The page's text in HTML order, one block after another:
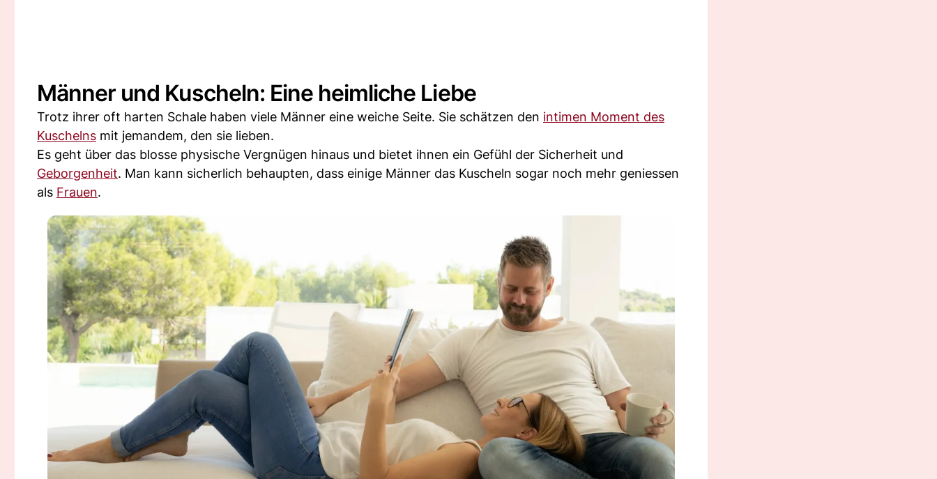
Männer und Kuscheln: Eine heimliche Liebe
Trotz ihrer oft harten Schale haben viele Männer eine weiche Seite. Sie schätzen den intimen Moment des
Kuschelns mit jemandem, den sie lieben.
Es geht über das blosse physische Vergnügen hinaus und bietet ihnen ein Gefühl der Sicherheit und
Geborgenheit. Man kann sicherlich behaupten, dass einige Männer das Kuscheln sogar noch mehr geniessen
als Frauen.